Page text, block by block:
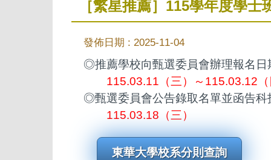
［繁星推薦］115學年度學
發佈日期 : 2025-11-04
◎推薦學校向甄選委員會辦理報名日
115.03.11（三）～115.03.12
◎甄選委員會公告錄取名單並函告
115.03.18（三）
東華大學校系分則查詢